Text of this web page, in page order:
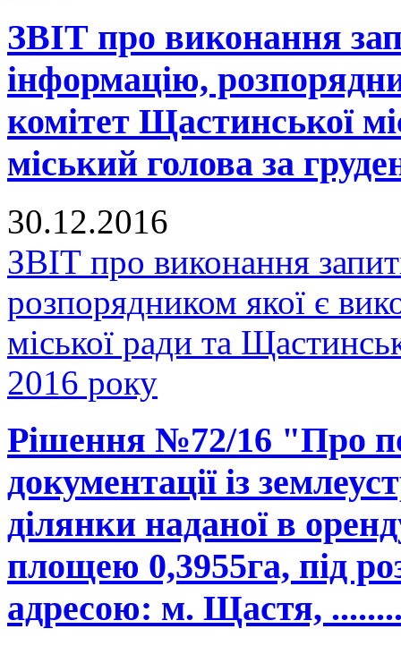
ЗВІТ про виконання
інформацію,
комітет Щастинської
міський голова за
30.12.2016
ЗВІТ про виконання
розпорядником якої є
міської ради та
2016 року
Рішення №72/16 "Про
документації із
ділянки наданої в
площею 0,3955га, під
адресою: м. Щастя,